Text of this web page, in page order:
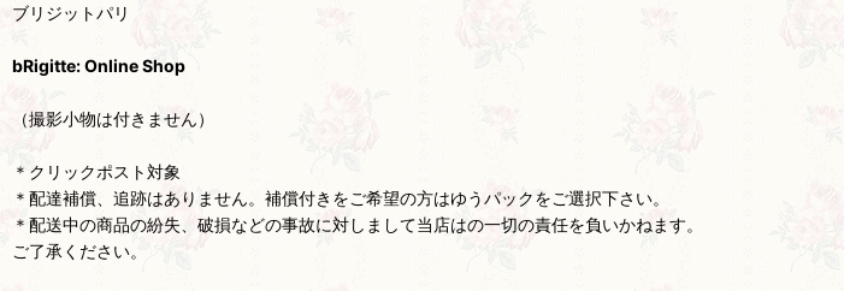
ブリジットパリ
bRigitte: Online Shop
（撮影小物は付きません）
＊クリックポスト対象
＊配達補償、追跡はありません。補償付きをご希望の方はゆうパックをご選択下さい。
＊配送中の商品の紛失、破損などの事故に対しまして当店はの一切の責任を負いかねます。
ご了承ください。